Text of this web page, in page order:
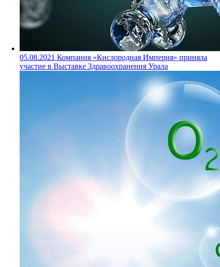
05.08.2021 Компания «Кислородная Империя» приняла
участие в Выставке Здравоохранения Урала